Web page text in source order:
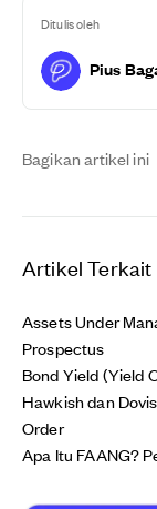
Ditulis oleh
Pius
Bagikan artikel ini
Artikel Terkait
Assets Under
Prospectus
Bond Yield (Yield
Hawkish dan
Order
Apa Itu FAANG?